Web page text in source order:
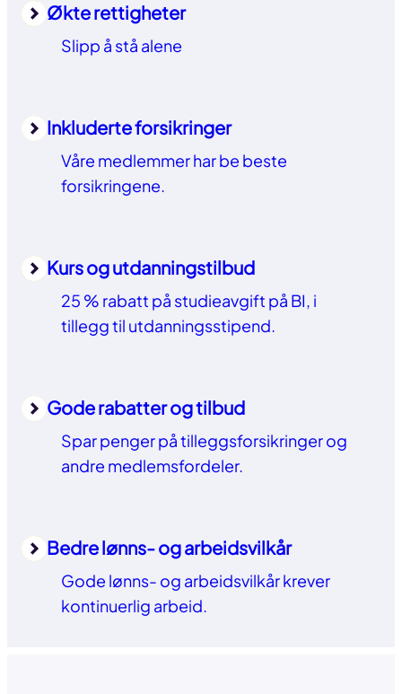
Økte rettigheter
Slipp å stå alene
Inkluderte forsikringer
Våre medlemmer har be beste
forsikringene.
Kurs og utdanningstilbud
25 % rabatt på studieavgift på BI, i
tillegg til utdanningsstipend.
Gode rabatter og tilbud
Spar penger på tilleggsforsikringer og
andre medlemsfordeler.
Bedre lønns- og arbeidsvilkår
Gode lønns- og arbeidsvilkår krever
kontinuerlig arbeid.